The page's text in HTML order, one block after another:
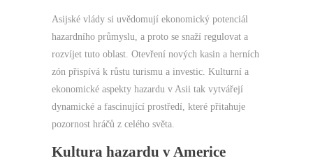
Asijské vlády si uvědomují ekonomický potenciál
hazardního průmyslu, a proto se snaží regulovat a
rozvíjet tuto oblast. Otevření nových kasin a herních
zón přispívá k růstu turismu a investic. Kulturní a
ekonomické aspekty hazardu v Asii tak vytvářejí
dynamické a fascinující prostředí, které přitahuje
pozornost hráčů z celého světa.
Kultura hazardu v Americe